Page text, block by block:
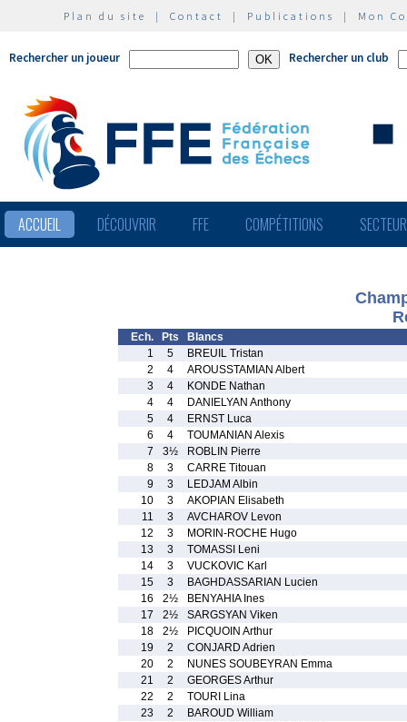
Plan du site | Contact | Publications | Mon
Rechercher un joueur Rechercher un club
ACCUEIL DÉCOUVRIR FFE COMPÉTITIONS
Ech. Pts
Blancs
1
5
BREUIL Tristan
2
4
AROUSSTAMIAN Albert
3
4
KONDE Nathan
4
4
DANIELYAN Anthony
5
4
ERNST Luca
6
4
TOUMANIAN Alexis
7
3½
ROBLIN Pierre
8
3
CARRE Titouan
9
3
LEDJAM Albin
10
3
AKOPIAN Elisabeth
11
3
AVCHAROV Levon
12
3
MORIN-ROCHE Hugo
13
3
TOMASSI Leni
14
3
VUCKOVIC Karl
15
3
BAGHDASSARIAN Lucien
16
2½
BENYAHIA Ines
17
2½
SARGSYAN Viken
18
2½
PICQUOIN Arthur
19
2
CONJARD Adrien
20
2
NUNES SOUBEYRAN Emma
21
2
GEORGES Arthur
22
2
TOURI Lina
23
2
BAROUD William